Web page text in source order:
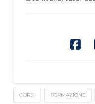
CORSI FORMAZIONE